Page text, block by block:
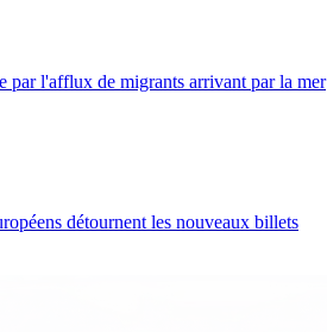
par l'afflux de migrants arrivant par la mer
détournent les nouveaux billets